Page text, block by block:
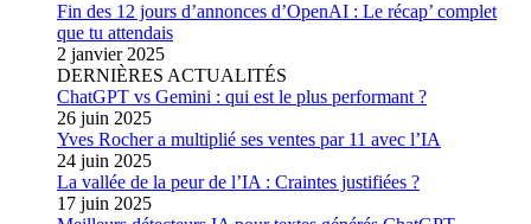
Fin des 12 jours d’annonces d’OpenAI : Le récap’ complet
que tu attendais
2 janvier 2025
DERNIÈRES ACTUALITÉS
ChatGPT vs Gemini : qui est le plus performant ?
26 juin 2025
Yves Rocher a multiplié ses ventes par 11 avec l’IA
24 juin 2025
La vallée de la peur de l’IA : Craintes justifiées ?
17 juin 2025